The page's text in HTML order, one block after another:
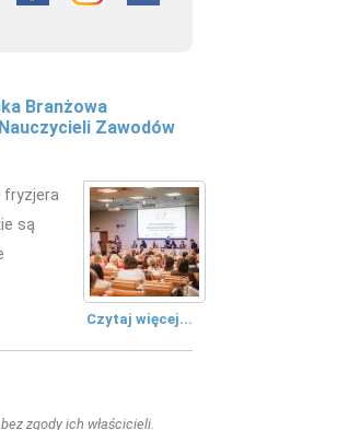
Branżowa
Zawodów
fryzjera
są
Czytaj więcej...
zgody ich właścicieli.